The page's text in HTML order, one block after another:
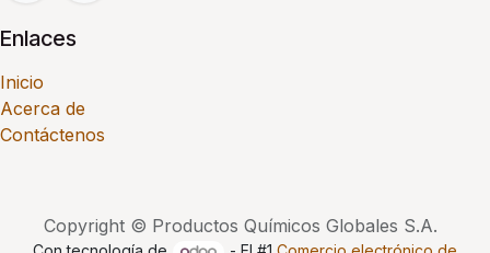
Enlaces
Inicio
Acerca de
Contáctenos
Copyright © Productos Químicos Globales S.A.